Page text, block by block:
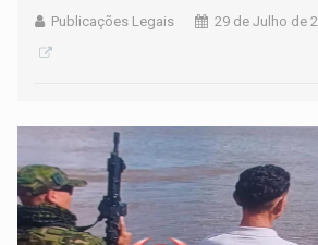
Publicações Legais 29 de Julho de